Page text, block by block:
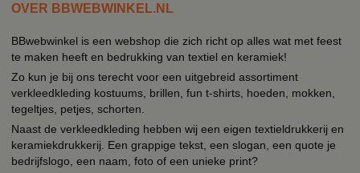
OVER BBWEBWINKEL.NL
BBwebwinkel is een webshop die zich richt op alles wat met feest
te maken heeft en bedrukking van textiel en keramiek!
Zo kun je bij ons terecht voor een uitgebreid assortiment
verkleedkleding kostuums, brillen, fun t-shirts, hoeden, mokken,
tegeltjes, petjes, schorten.
Naast de verkleedkleding hebben wij een eigen textieldrukkerij en
keramiekdrukkerij. Een grappige tekst, een slogan, een quote je
bedrijfslogo, een naam, foto of een unieke print?